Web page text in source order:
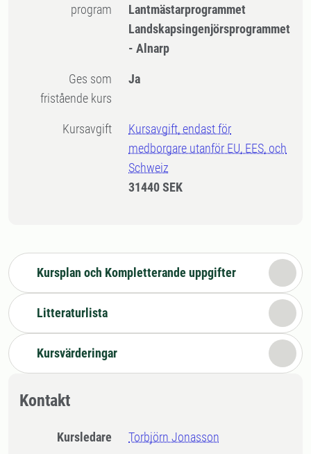
program
Lantmästarprogrammet
Landskapsingenjörsprogrammet
- Alnarp
Ges som
fristående kurs
Ja
Kursavgift
Kursavgift, endast för
medborgare utanför EU, EES, och
Schweiz
31440 SEK
Kursplan och Kompletterande uppgifter
Litteraturlista
Kursvärderingar
Kontakt
Kursledare Torbjörn Jonasson